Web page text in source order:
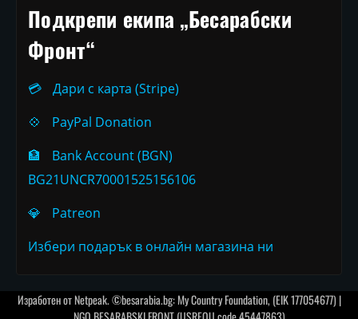
Подкрепи екипа „Бесарабски
Фронт“
💳
Дари с карта (Stripe)
💠
PayPal Donation
🏦
Bank Account (BGN)
BG21UNCR70001525156106
💎
Patreon
Избери подарък в онлайн магазина ни
Изработен отNetpeak. ©besarabia.bg: My Country Foundation, (EIK 177054677) |